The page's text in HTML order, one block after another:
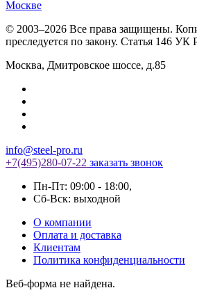
© 2003–2026 Все права защищены.
преследуется по закону. Статья 146 УК
Москва, Дмитровское шоссе, д.85
info@steel-pro.ru
+7(495)280-07-22 заказать звонок
Пн-Пт: 09:00 - 18:00,
Cб-Вск: выходной
О компании
Оплата и доставка
Клиентам
Политика конфиденциальности
Веб-форма не найдена.